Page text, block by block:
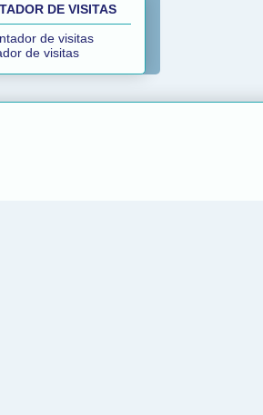
DE VISITAS
de visitas